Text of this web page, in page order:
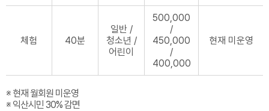
체험 40분
일반 /
청소년 /
어린이
500,000
/
450,000
/
400,000
현재 미운영
※ 현재 월회원 미운영
※ 익산시민 30% 감면